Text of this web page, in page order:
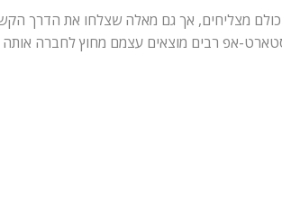
כולם מצליחים, אך גם מאלה שצלחו את הדרך
אפ רבים מוצאים עצמם מחוץ לחברה אותה